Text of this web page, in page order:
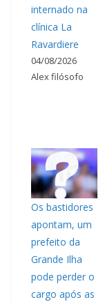
internado na
clínica La
Ravardiere
04/08/2026
Alex filósofo
Os bastidores
apontam, um
prefeito da
Grande Ilha
pode perder o
cargo após as